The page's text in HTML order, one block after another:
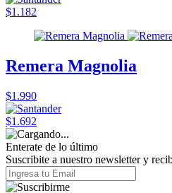
$1.182
Remera Magnolia
$1.990
$1.692
Enterate de lo último
Suscribite a nuestro newsletter y